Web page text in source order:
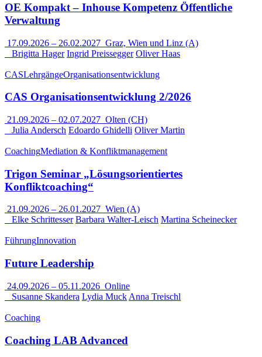
OE Kompakt – Inhouse Kompetenz Öffentliche
Verwaltung
17.09.2026 – 26.02.2027 Graz, Wien und Linz (A)
Brigitta Hager Ingrid Preissegger Oliver Haas
CASLehrgängeOrganisationsentwicklung
CAS Organisationsentwicklung 2/2026
21.09.2026 – 02.07.2027 Olten (CH)
Julia Andersch Edoardo Ghidelli Oliver Martin
CoachingMediation & Konfliktmanagement
Trigon Seminar „Lösungsorientiertes
Konfliktcoaching“
21.09.2026 – 26.01.2027 Wien (A)
Elke Schrittesser Barbara Walter-Leisch Martina Scheinecker
FührungInnovation
Future Leadership
24.09.2026 – 05.11.2026 Online
Susanne Skandera Lydia Muck Anna Treischl
Coaching
Coaching LAB Advanced